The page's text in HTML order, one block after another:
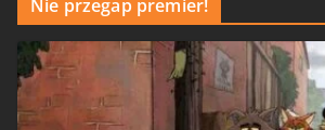
Nie przegap premier!